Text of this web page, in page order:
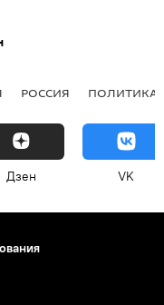
РОССИЯ ПОЛИТИКА
Дзен VK